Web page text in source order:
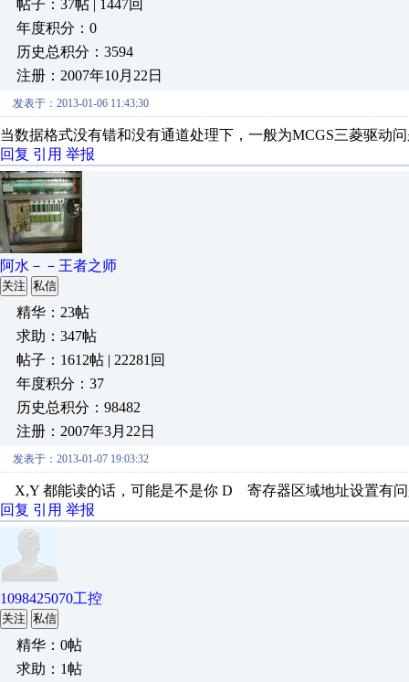
帖子：37帖 | 1447回
年度积分：0
历史总积分：3594
注册：2007年10月22日
发表于：2013-01-06 11:43:30
当数据格式没有错和没有通道处理下，一般为MCGS三菱驱动
回复 引用 举报
阿水－－王者之师
关注 私信
精华：23帖
求助：347帖
帖子：1612帖 | 22281回
年度积分：37
历史总积分：98482
注册：2007年3月22日
发表于：2013-01-07 19:03:32
X,Y 都能读的话，可能是不是你 D 寄存器区域地址设置有
回复 引用 举报
1098425070工控
关注 私信
精华：0帖
求助：1帖